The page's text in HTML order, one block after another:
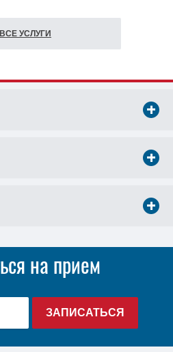
ВСЕ УСЛУГИ
на прием